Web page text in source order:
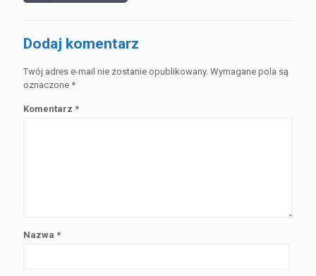
Dodaj komentarz
Twój adres e-mail nie zostanie opublikowany. Wymagane pola są
oznaczone *
Komentarz *
Nazwa *